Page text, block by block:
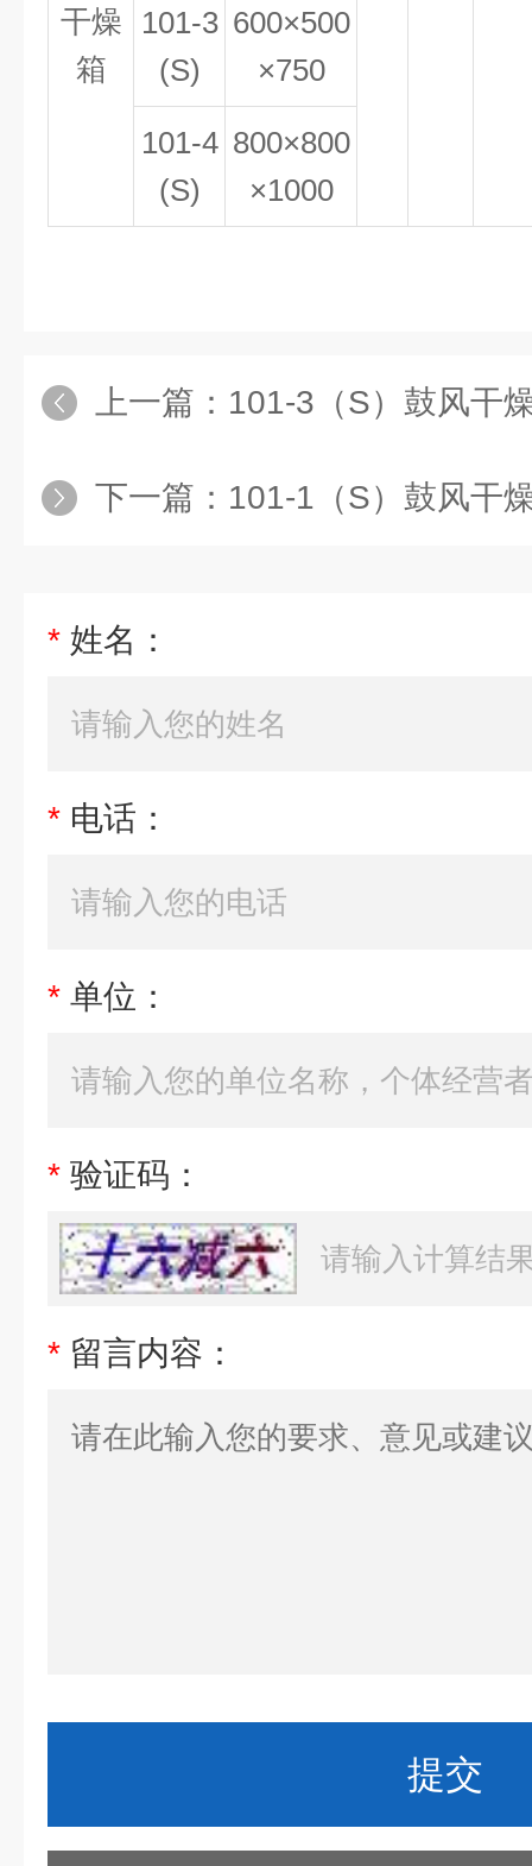
干燥
箱
101-3
(S)
600×500
×750
101-4
(S)
800×800
×1000
上一篇： 101-3（S）鼓风干燥箱厂家
下一篇： 101-1（S）鼓风干燥箱报价
* 姓名：
* 电话：
* 单位：
* 验证码：
* 留言内容：